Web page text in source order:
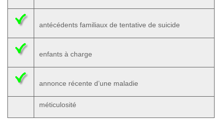
antécédents familiaux de tentative de suicide
enfants à charge
annonce récente d’une maladie
méticulosité